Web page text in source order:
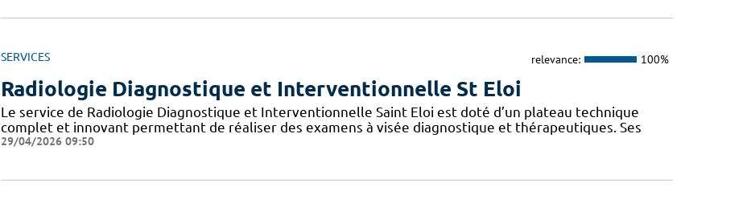
SERVICES relevance: 100%
Radiologie Diagnostique et Interventionnelle St Eloi
Le service de Radiologie Diagnostique et Interventionnelle Saint Eloi est doté d’un plateau technique
complet et innovant permettant de réaliser des examens à visée diagnostique et thérapeutiques. Ses
29/04/2026 09:50